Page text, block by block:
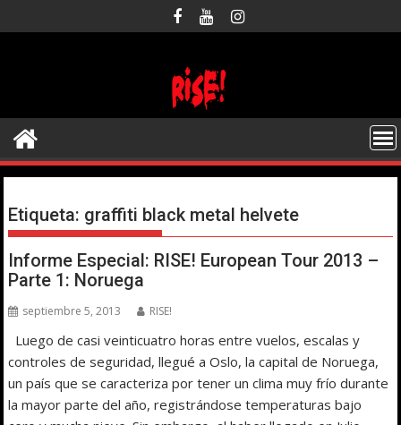
al
Etiqueta: graffiti black metal helvete
Informe Especial: RISE! European Tour 2013 –
Parte 1: Noruega
septiembre 5, 2013 RISE!
Luego de casi veinticuatro horas entre vuelos, escalas y
controles de seguridad, llegué a Oslo, la capital de Noruega,
un país que se caracteriza por tener un clima muy frío durante
la mayor parte del año, registrándose temperaturas bajo